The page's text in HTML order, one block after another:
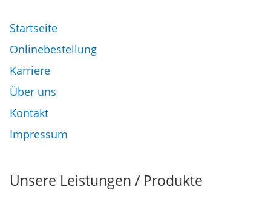
Startseite
Onlinebestellung
Karriere
Über uns
Kontakt
Impressum
Unsere Leistungen / Produkte